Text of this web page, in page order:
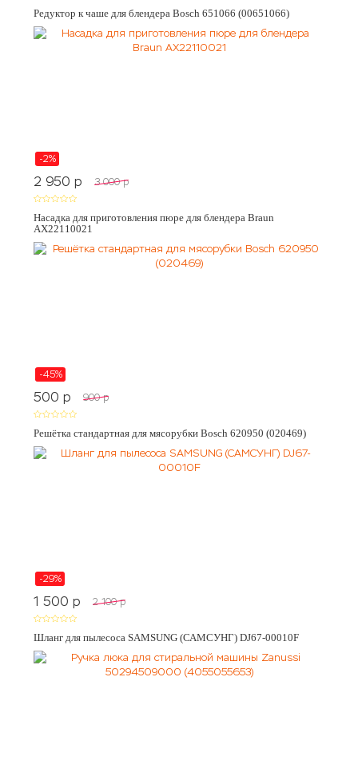
Редуктор к чаше для блендера Bosch 651066 (00651066)
-2%
2 950 p 3 000 p
Насадка для приготовления пюре для блендера Braun
AX22110021
-45%
500 p 900 p
Решётка стандартная для мясорубки Bosch 620950 (020469)
-29%
1 500 p 2 100 p
Шланг для пылесоса SAMSUNG (САМСУНГ) DJ67-00010F